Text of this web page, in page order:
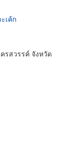
เค้ก
รสวรรค์ จังหวัด